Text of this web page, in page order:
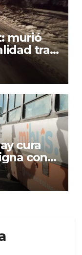
murió
tras
su
cura
con